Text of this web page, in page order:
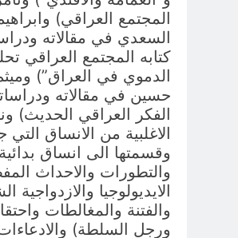
المجتمع العراقي)
السعدي في مقالاته
كتابه المجتمع العراقي
الدموي في العراق”) وميثم
حسين في مقالاته
الفكر العراقي الحديث)
الاغلبية من الانساق
وقسمتها الى انساق
والتطورات والاحداث
الايديولوجيا
والفتنة والمغالطات
ورجل السلطة)